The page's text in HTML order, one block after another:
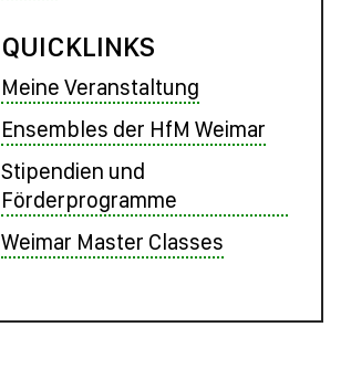
QUICKLINKS
Meine Veranstaltung
Ensembles der HfM Weimar
Stipendien und
Förderprogramme
Weimar Master Classes